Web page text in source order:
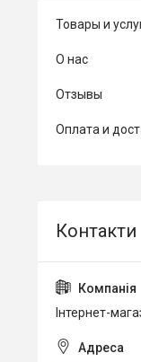
Товары и
О нас
Отзывы
Оплата и
Інтернет-